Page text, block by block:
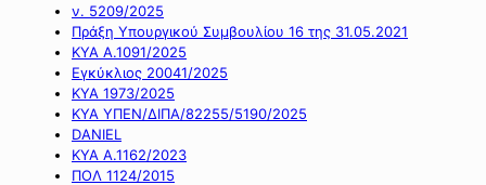
ν. 5209/2025
Πράξη Υπουργικού Συμβουλίου 16 της 31.05.2021
ΚΥΑ Α.1091/2025
Εγκύκλιος 20041/2025
ΚΥΑ 1973/2025
ΚΥΑ ΥΠΕΝ/ΔΙΠΑ/82255/5190/2025
DANIEL
ΚΥΑ Α.1162/2023
ΠΟΛ 1124/2015